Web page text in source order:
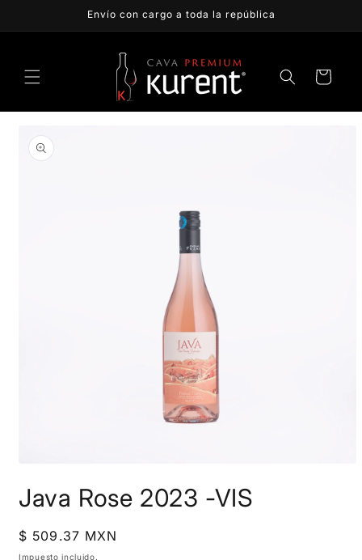
directamente
al contenido
Envío con cargo a toda la república
Carrito
Ir
información
multimedia
1
una
ventana
modal
Java Rose 2023 -VIS
Precio
habitual
$ 509.37 MXN
Impuesto incluido.